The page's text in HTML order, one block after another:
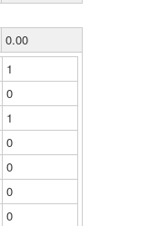
0.00
1
0
1
0
0
0
0